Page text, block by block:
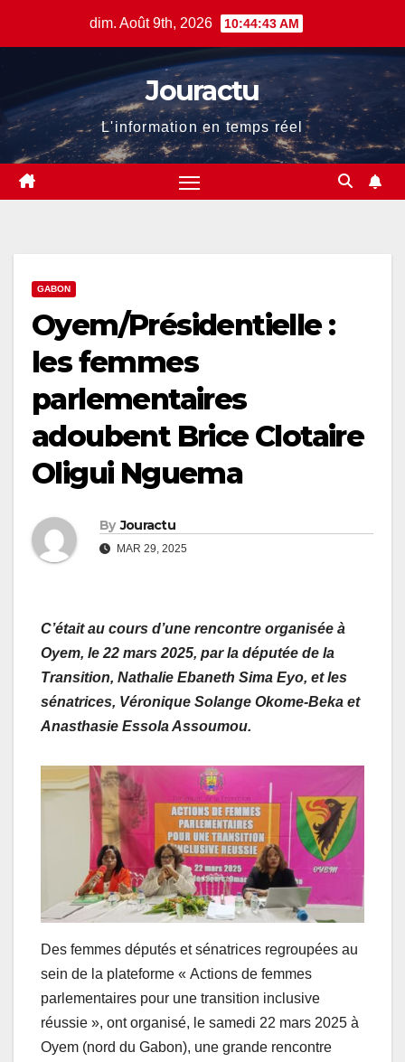
dim. Août 9th, 2026 10:44:44 AM
Jouractu
L'information en temps réel
GABON
Oyem/Présidentielle :
les femmes
parlementaires
adoubent Brice Clotaire
Oligui Nguema
By Jouractu
MAR 29, 2025
C’était au cours d’une rencontre organisée à
Oyem, le 22 mars 2025, par la députée de la
Transition, Nathalie Ebaneth Sima Eyo, et les
sénatrices, Véronique Solange Okome-Beka et
Anasthasie Essola Assoumou.
Des femmes députés et sénatrices regroupées au
sein de la plateforme « Actions de femmes
parlementaires pour une transition inclusive
réussie », ont organisé, le samedi 22 mars 2025 à
Oyem (nord du Gabon), une grande rencontre